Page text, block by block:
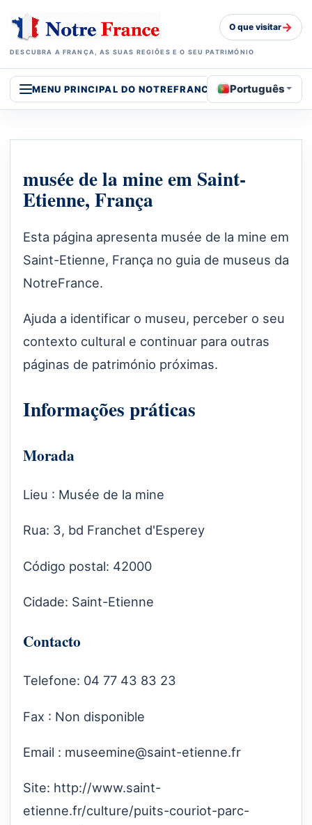
DESCUBRA A FRANÇA, AS SUAS REGIÕES E O SEU PATRIMÓNIO
O que visitar→
MENU PRINCIPAL DO NOTREFRANCE Português
musée de la mine em Saint-
Etienne, França
Esta página apresenta musée de la mine em
Saint-Etienne, França no guia de museus da
NotreFrance.
Ajuda a identificar o museu, perceber o seu
contexto cultural e continuar para outras
páginas de património próximas.
Informações práticas
Morada
Lieu : Musée de la mine
Rua: 3, bd Franchet d'Esperey
Código postal: 42000
Cidade: Saint-Etienne
Contacto
Telefone: 04 77 43 83 23
Fax : Non disponible
Email : museemine@saint-etienne.fr
Site: http://www.saint-
etienne.fr/culture/puits-couriot-parc-